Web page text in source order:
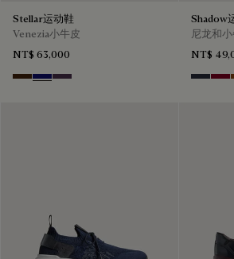
Stellar运动鞋
Venezia小牛皮
NT$ 63,000
Marrone Intenso
Abisso
Plum
Shadow
尼龙和
NT$
Navy